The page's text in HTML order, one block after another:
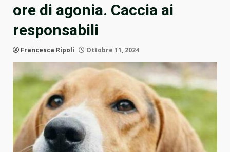
ore di agonia. Caccia ai
responsabili
Francesca Ripoli Ottobre 11, 2024